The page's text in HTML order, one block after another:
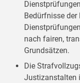
Bedürfnisse
nach fairen,
Grundsätzen.
Die
Justizanstalten